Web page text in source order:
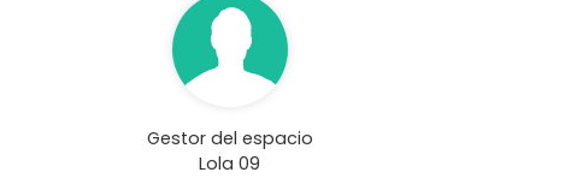
Gestor del espacio
Lola 09